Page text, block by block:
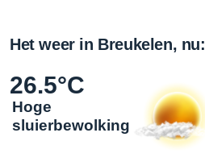
Het weer in Breukelen, nu:
26.5°C
Hoge
sluierbewolking